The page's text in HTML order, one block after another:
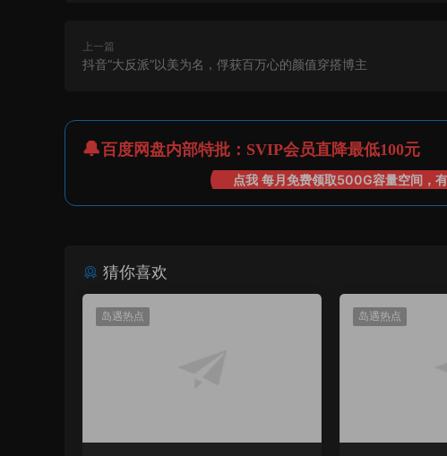
上一篇
抖音“大反派”以美为名，俘获百万心的颜值穿搭博主
百度网盘内部特批：SVIP会员直降最低100元
点我 每月免费领取500G容量空间，
猜你喜欢
岛遇热点 岛遇热点